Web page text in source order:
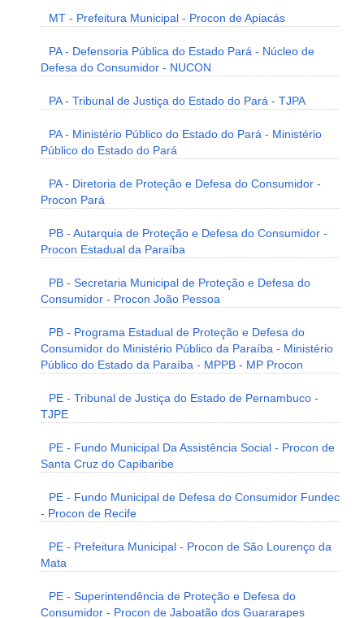
MT - Prefeitura Municipal - Procon de Apiacás
PA - Defensoria Pública do Estado Pará - Núcleo de
Defesa do Consumidor - NUCON
PA - Tribunal de Justiça do Estado do Pará - TJPA
PA - Ministério Público do Estado do Pará - Ministério
Público do Estado do Pará
PA - Diretoria de Proteção e Defesa do Consumidor -
Procon Pará
PB - Autarquia de Proteção e Defesa do Consumidor -
Procon Estadual da Paraíba
PB - Secretaria Municipal de Proteção e Defesa do
Consumidor - Procon João Pessoa
PB - Programa Estadual de Proteção e Defesa do
Consumidor do Ministério Público da Paraíba - Ministério
Público do Estado da Paraíba - MPPB - MP Procon
PE - Tribunal de Justiça do Estado de Pernambuco -
TJPE
PE - Fundo Municipal Da Assistência Social - Procon de
Santa Cruz do Capibaribe
PE - Fundo Municipal de Defesa do Consumidor Fundec
- Procon de Recife
PE - Prefeitura Municipal - Procon de São Lourenço da
Mata
PE - Superintendência de Proteção e Defesa do
Consumidor - Procon de Jaboatão dos Guararapes